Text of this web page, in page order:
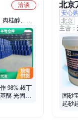
洽谈
桂醇、珠
醛、切削
、杀菌液、
98% 叔丁
醚 光固化
北京
安心购
北京
主营：
布胶
脂砂
乳液
理剂
凝土
固砂
起砂